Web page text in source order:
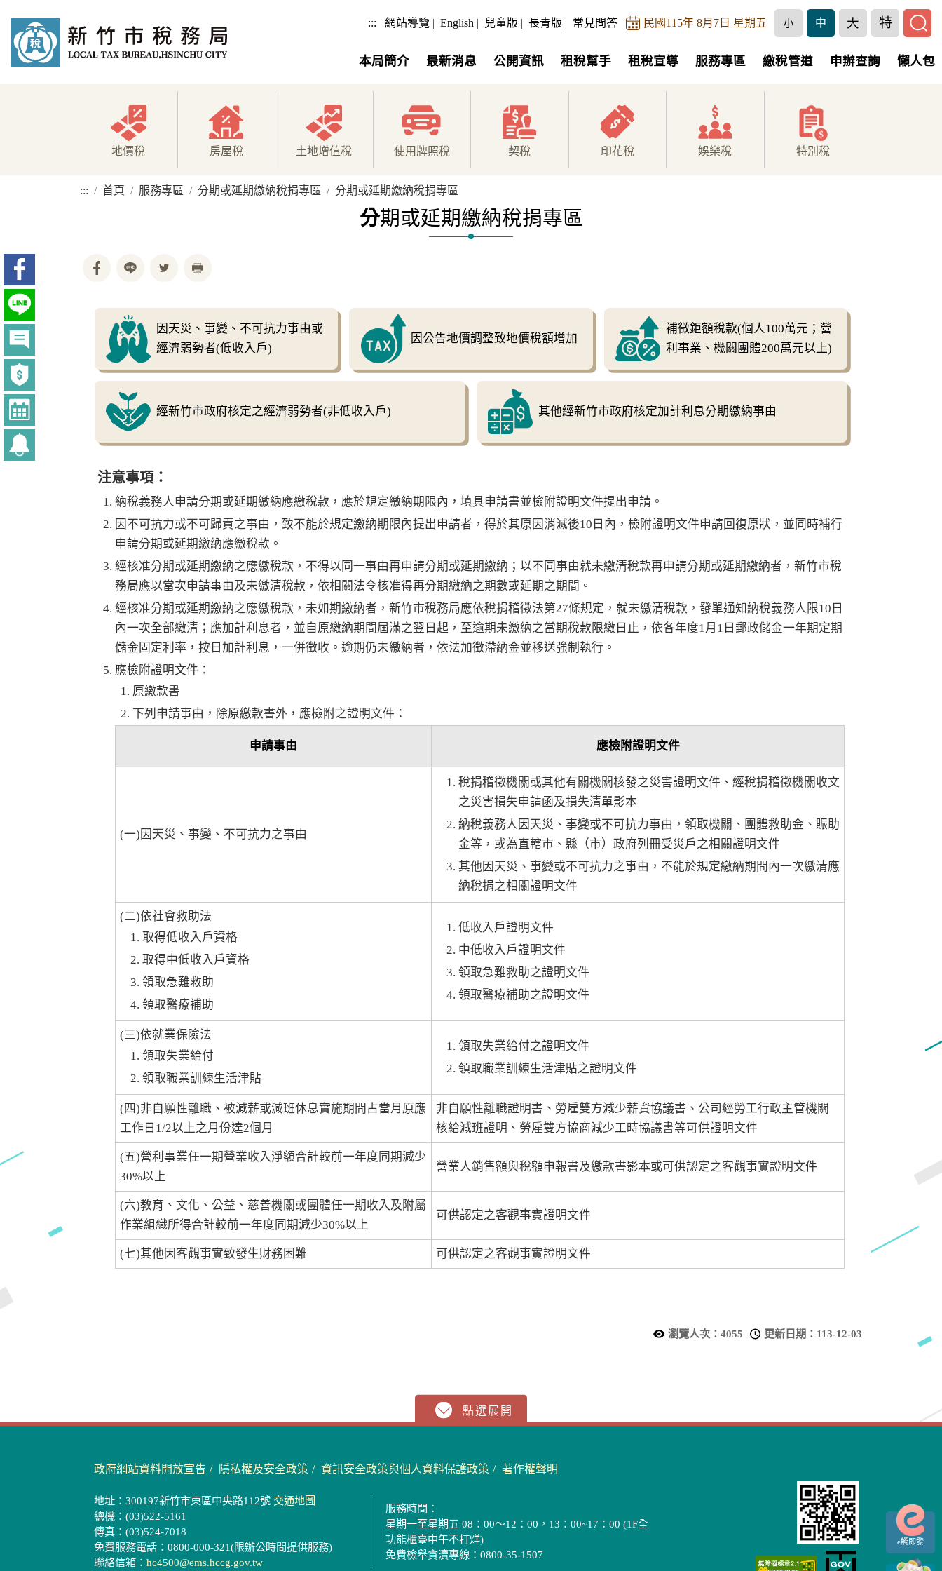
::: 網站導覽 | English | 兒童版 | 長青版 | 常見問答 民國115年 8月7日 星期五 小 中 大 特
本局簡介 最新消息 公開資訊 租稅幫手 租稅宣導 服務專區 繳稅管道 申辦查詢 懶人包
地價稅 房屋稅 土地增值稅 使用牌照稅 契稅 印花稅 娛樂稅 特別稅
::: 首頁 服務專區 分期或延期繳納稅捐專區 分期或延期繳納稅捐專區
分期或延期繳納稅捐專區
因天災、事變、不可抗力事由或
經濟弱勢者(低收入戶)
因公告地價調整致地價稅額增加
補徵鉅額稅款(個人100萬元；營
利事業、機關團體200萬元以上)
經新竹市政府核定之經濟弱勢者(非低收入戶) 其他經新竹市政府核定加計利息分期繳納事由
注意事項：
納稅義務人申請分期或延期繳納應繳稅款，應於規定繳納期限內，填具申請書並檢附證明文件提出申請。
因不可抗力或不可歸責之事由，致不能於規定繳納期限內提出申請者，得於其原因消滅後10日內，檢附證明文件申請回復原狀，並同時補行
申請分期或延期繳納應繳稅款。
經核准分期或延期繳納之應繳稅款，不得以同一事由再申請分期或延期繳納；以不同事由就未繳清稅款再申請分期或延期繳納者，新竹市稅
務局應以當次申請事由及未繳清稅款，依相關法令核准得再分期繳納之期數或延期之期間。
經核准分期或延期繳納之應繳稅款，未如期繳納者，新竹市稅務局應依稅捐稽徵法第27條規定，就未繳清稅款，發單通知納稅義務人限10日
內一次全部繳清；應加計利息者，並自原繳納期間屆滿之翌日起，至逾期未繳納之當期稅款限繳日止，依各年度1月1日郵政儲金一年期定期
儲金固定利率，按日加計利息，一併徵收。逾期仍未繳納者，依法加徵滯納金並移送強制執行。
應檢附證明文件：
原繳款書
下列申請事由，除原繳款書外，應檢附之證明文件：
申請事由 應檢附證明文件
(一)因天災、事變、不可抗力之事由
稅捐稽徵機關或其他有關機關核發之災害證明文件、經稅捐稽徵機關收文
之災害損失申請函及損失清單影本
納稅義務人因天災、事變或不可抗力事由，領取機關、團體救助金、賑助
金等，或為直轄市、縣（市）政府列冊受災戶之相關證明文件
其他因天災、事變或不可抗力之事由，不能於規定繳納期間內一次繳清應
納稅捐之相關證明文件
(二)依社會救助法
取得低收入戶資格
取得中低收入戶資格
領取急難救助
領取醫療補助
低收入戶證明文件
中低收入戶證明文件
領取急難救助之證明文件
領取醫療補助之證明文件
(三)依就業保險法
領取失業給付
領取職業訓練生活津貼
領取失業給付之證明文件
領取職業訓練生活津貼之證明文件
(四)非自願性離職、被減薪或減班休息實施期間占當月原應
工作日1/2以上之月份達2個月
非自願性離職證明書、勞雇雙方減少薪資協議書、公司經勞工行政主管機關
核給減班證明、勞雇雙方協商減少工時協議書等可供證明文件
(五)營利事業任一期營業收入淨額合計較前一年度同期減少
30%以上
營業人銷售額與稅額申報書及繳款書影本或可供認定之客觀事實證明文件
(六)教育、文化、公益、慈善機關或團體任一期收入及附屬
作業組織所得合計較前一年度同期減少30%以上
可供認定之客觀事實證明文件
(七)其他因客觀事實致發生財務困難 可供認定之客觀事實證明文件
瀏覽人次： 4055 更新日期： 113-12-03
政府網站資料開放宣告 隱私權及安全政策 資訊安全政策與個人資料保護政策 著作權聲明
地址：300197新竹市東區中央路112號 交通地圖
總機：(03)522-5161
傳真：(03)524-7018
免費服務電話：0800-000-321(限辦公時間提供服務)
聯絡信箱： hc4500@ems.hccg.gov.tw
服務時間：
星期一至星期五 08：00～12：00，13：00~17：00 (1F全
功能櫃臺中午不打烊)
免費檢舉貪瀆專線：0800-35-1507
e觸即發